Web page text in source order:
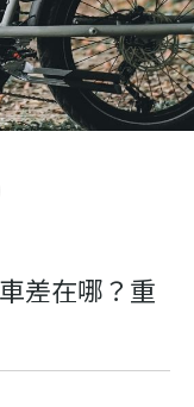
差在哪？重